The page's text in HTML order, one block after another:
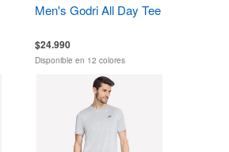
Men's Godri All Day Tee
$24.990
Disponible en 12 colores